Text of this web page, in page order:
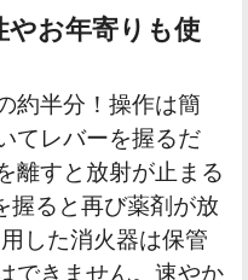
やお年寄りも使
約半分！操作は簡
てレバーを握るだ
離すと放射が止まる
握ると再び薬剤が放
した消火器は保管
できません。速やか